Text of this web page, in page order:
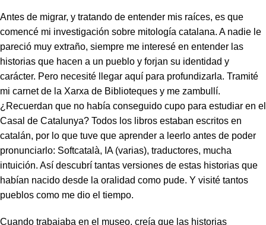
Antes de migrar, y tratando de entender mis raíces, es que
comencé mi investigación sobre mitología catalana. A nadie le
pareció muy extraño, siempre me interesé en entender las
historias que hacen a un pueblo y forjan su identidad y
carácter. Pero necesité llegar aquí para profundizarla. Tramité
mi carnet de la Xarxa de Biblioteques y me zambullí.
¿Recuerdan que no había conseguido cupo para estudiar en el
Casal de Catalunya? Todos los libros estaban escritos en
catalán, por lo que tuve que aprender a leerlo antes de poder
pronunciarlo: Softcatalà, IA (varias), traductores, mucha
intuición. Así descubrí tantas versiones de estas historias que
habían nacido desde la oralidad como pude. Y visité tantos
pueblos como me dio el tiempo.
Cuando trabajaba en el museo, creía que las historias